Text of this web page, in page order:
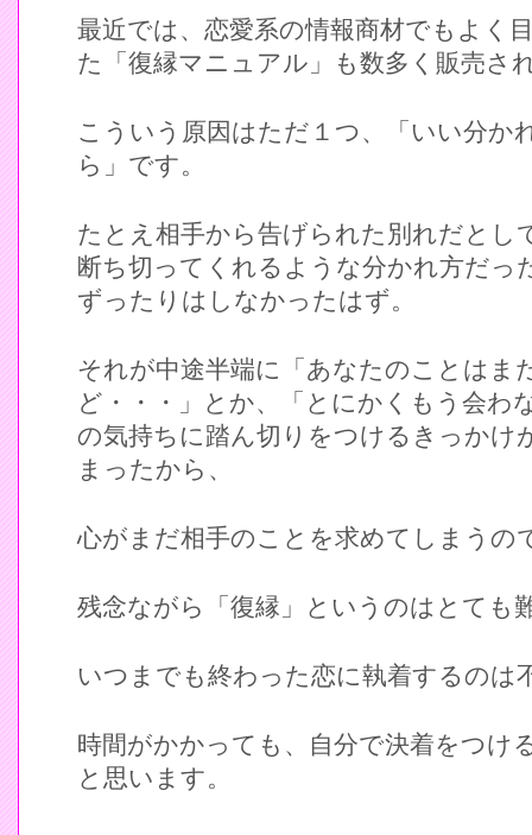
最近では、恋愛系の情報商材でもよく
た「復縁マニュアル」も数多く販売さ
こういう原因はただ１つ、「いい分か
ら」です。
たとえ相手から告げられた別れだとし
断ち切ってくれるような分かれ方だっ
ずったりはしなかったはず。
それが中途半端に「あなたのことはま
ど・・・」とか、「とにかくもう会わ
の気持ちに踏ん切りをつけるきっかけ
まったから、
心がまだ相手のことを求めてしまうの
残念ながら「復縁」というのはとても
いつまでも終わった恋に執着するのは
時間がかかっても、自分で決着をつけ
と思います。